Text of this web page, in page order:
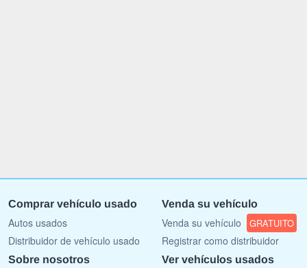
Comprar vehículo usado
Autos usados
Distribuidor de vehículo usado
Venda su vehículo
Venda su vehículo GRATUITO
Registrar como distribuidor
Sobre nosotros Ver vehículos usados